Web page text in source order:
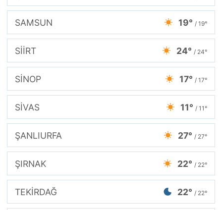
SAMSUN 19° / 19°
SİİRT 24° / 24°
SİNOP 17° / 17°
SİVAS 11° / 11°
ŞANLIURFA 27° / 27°
ŞIRNAK 22° / 22°
TEKİRDAĞ 22° / 22°